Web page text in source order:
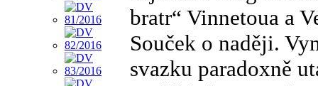
bratr“ Vinnetoua a
Souček o naději.
svazku paradoxně